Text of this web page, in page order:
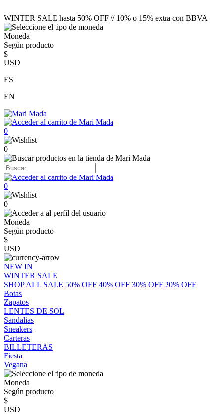
WINTER SALE hasta 50% OFF // 10% o 15% extra con BBVA
Moneda
Según producto
$
USD
ES
EN
0
0
0
0
Moneda
Según producto
$
USD
NEW IN
WINTER SALE
SHOP ALL SALE 50% OFF 40% OFF 30% OFF 20% OFF
Botas
Zapatos
LENTES DE SOL
Sandalias
Sneakers
Carteras
BILLETERAS
Fiesta
Vegana
Moneda
Según producto
$
USD